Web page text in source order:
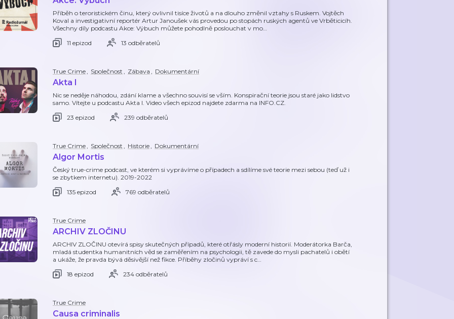
Příběh o teroristickém činu, který ovlivnil tisíce životů a na dlouho změnil vztahy s Ruskem. Vojtěch
Koval a investigativní reportér Artur Janoušek vás provedou po stopách ruských agentů ve Vrběticicíh.
Všechny díly podcastu Akce: Výbuch můžete pohodlně poslouchat v mo…
11 epizod
13 odběratelů
True Crime, Společnost , Zábava , Dokumentární
Akta I
Nic se neděje náhodou, zdání klame a všechno souvisí se vším. Konspirační teorie jsou staré jako lidstvo
samo. Vítejte u podcastu Akta I. Video všech epizod najdete zdarma na INFO.CZ.
23 epizod
239 odběratelů
True Crime, Společnost , Historie, Dokumentární
Algor Mortis
Český true-crime podcast, ve kterém si vyprávíme o případech a sdílíme své teorie mezi sebou (teď už i
se zbytkem internetu). 2019-2022
135 epizod
769 odběratelů
True Crime
ARCHIV ZLOČINU
ARCHIV ZLOČINU otevírá spisy skutečných případů, které otřásly moderní historií. Moderátorka Barča,
mladá studentka humanitních věd se zaměřením na psychologii, tě zavede do mysli pachatelů i obětí
a ukáže, že pravda bývá děsivější než fikce. Příběhy zločinů vypráví s c…
18 epizod
234 odběratelů
True Crime
Causa criminalis